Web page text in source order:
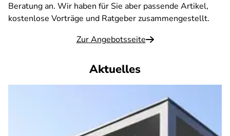
Beratung an. Wir haben für Sie aber passende Artikel,
kostenlose Vorträge und Ratgeber zusammengestellt.
Zur Angebotsseite
Aktuelles